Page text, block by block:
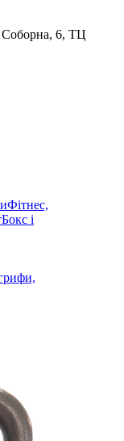
Соборна, 6, ТЦ
Фітнес,
Бокс і